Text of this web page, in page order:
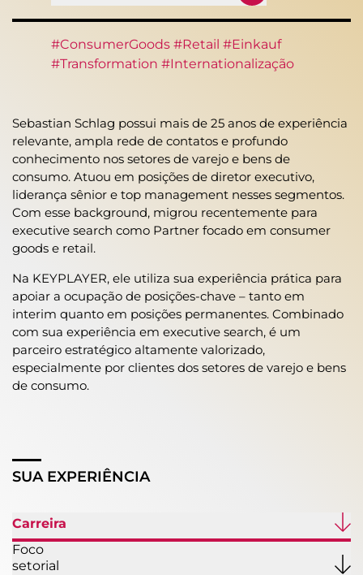
#ConsumerGoods #Retail #Einkauf
#Transformation #Internationalização
Sebastian Schlag possui mais de 25 anos de experiência
relevante, ampla rede de contatos e profundo
conhecimento nos setores de varejo e bens de
consumo. Atuou em posições de diretor executivo,
liderança sênior e top management nesses segmentos.
Com esse background, migrou recentemente para
executive search como Partner focado em consumer
goods e retail.
Na KEYPLAYER, ele utiliza sua experiência prática para
apoiar a ocupação de posições-chave – tanto em
interim quanto em posições permanentes. Combinado
com sua experiência em executive search, é um
parceiro estratégico altamente valorizado,
especialmente por clientes dos setores de varejo e bens
de consumo.
SUA EXPERIÊNCIA
Carreira
Foco
setorial